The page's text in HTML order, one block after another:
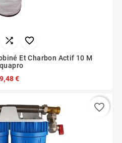
 
Et Charbon Actif 10 Μ
9,48 €
favorite_border